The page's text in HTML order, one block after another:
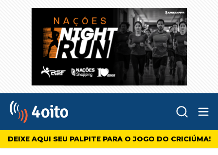
4oito
DEIXE AQUI SEU PALPITE PARA O JOGO DO CRICIÚMA!